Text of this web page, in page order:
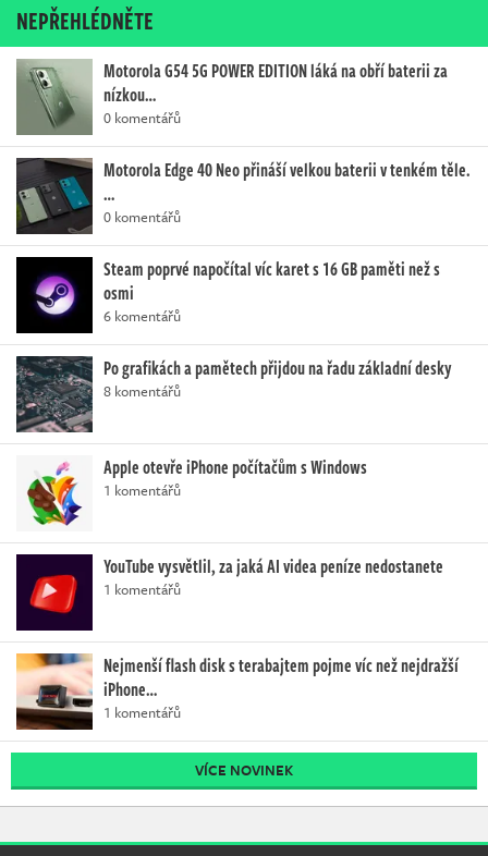
NEPŘEHLÉDNĚTE
Motorola G54 5G POWER EDITION láká na obří baterii za
nízkou…
0 komentářů
Motorola Edge 40 Neo přináší velkou baterii v tenkém těle.
…
0 komentářů
Steam poprvé napočítal víc karet s 16 GB paměti než s
osmi
6 komentářů
Po grafikách a pamětech přijdou na řadu základní desky
8 komentářů
Apple otevře iPhone počítačům s Windows
1 komentářů
YouTube vysvětlil, za jaká AI videa peníze nedostanete
1 komentářů
Nejmenší flash disk s terabajtem pojme víc než nejdražší
iPhone…
1 komentářů
VÍCE NOVINEK